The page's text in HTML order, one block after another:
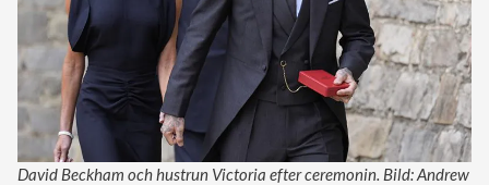
David Beckham och hustrun Victoria efter ceremonin. Bild: Andrew